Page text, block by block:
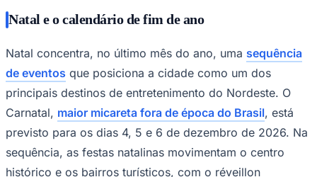
Goiás
estrutura hoteleira fazem da região uma escolha
recorrente para famílias, casais e grupos de amigos que
buscam unir descanso e celebração.
O turista tem valorizado experiências completas, com
serviços que facilitem a estadia e reduzam
deslocamentos externos. Segundo oMinistério do
Turismo
, pesquisa da TRVL Lab em parceria com o
Serviço Brasileiro de Apoio às Micro e Pequenas